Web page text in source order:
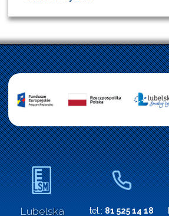
Lubelska tel.: 81 525 14 18